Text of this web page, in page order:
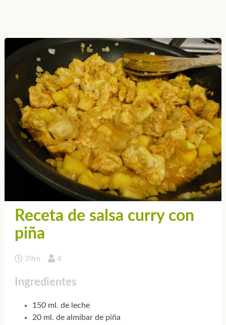
Receta de salsa curry con
piña
39m 4
Ingredientes
150 ml. de leche
20 ml. de almíbar de piña